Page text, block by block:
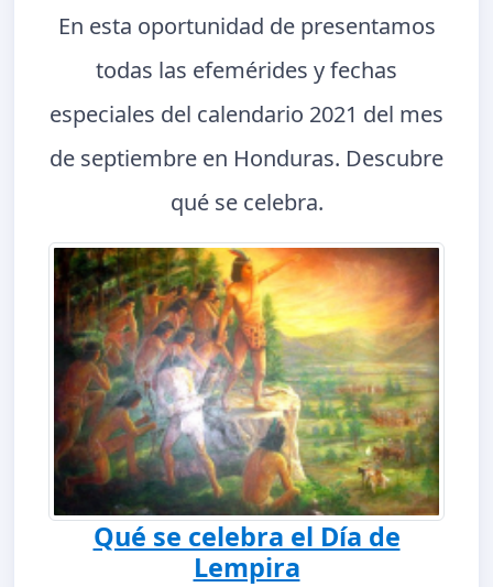
En esta oportunidad de presentamos
todas las efemérides y fechas
especiales del calendario 2021 del mes
de septiembre en Honduras. Descubre
qué se celebra.
Qué se celebra el Día de
Lempira